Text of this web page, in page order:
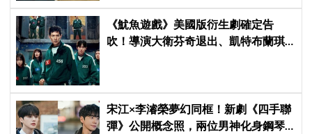
《魷魚遊戲》美國版衍生劇確定告
吹！導演大衛芬奇退出、凱特布蘭琪
宋江×李濬榮夢幻同框！新劇《四手聯
彈》公開概念照，兩位男神化身鋼琴